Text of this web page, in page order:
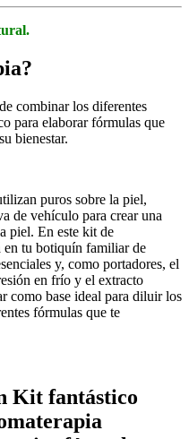
combinar los diferentes
para elaborar fórmulas que
bienestar.
puros sobre la piel,
de vehículo para crear una
piel. En este kit de
en tu botiquín familiar de
y, como portadores, el
en frío y el extracto
como base ideal para diluir los
fórmulas que te
Kit fantástico